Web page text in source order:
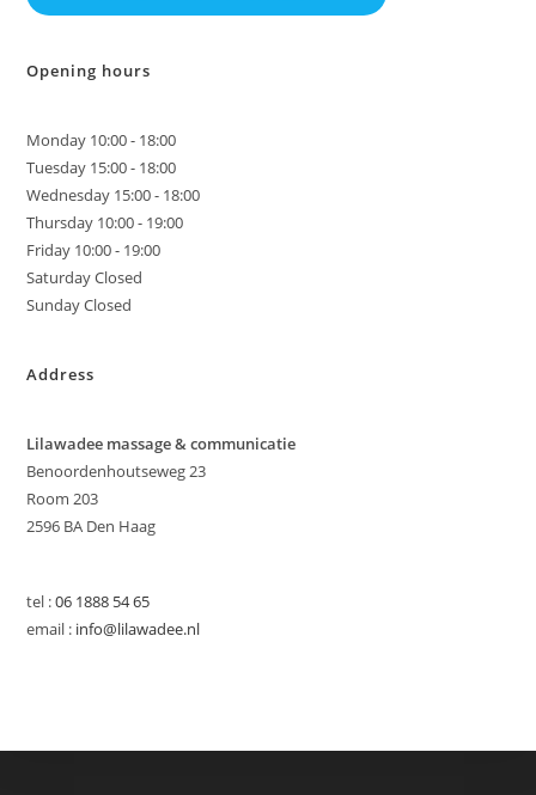
Opening hours
Monday 10:00 - 18:00
Tuesday 15:00 - 18:00
Wednesday 15:00 - 18:00
Thursday 10:00 - 19:00
Friday 10:00 - 19:00
Saturday Closed
Sunday Closed
Address
Lilawadee massage & communicatie
Benoordenhoutseweg 23
Room 203
2596 BA Den Haag
tel :06 1888 54 65
email : info@lilawadee.nl